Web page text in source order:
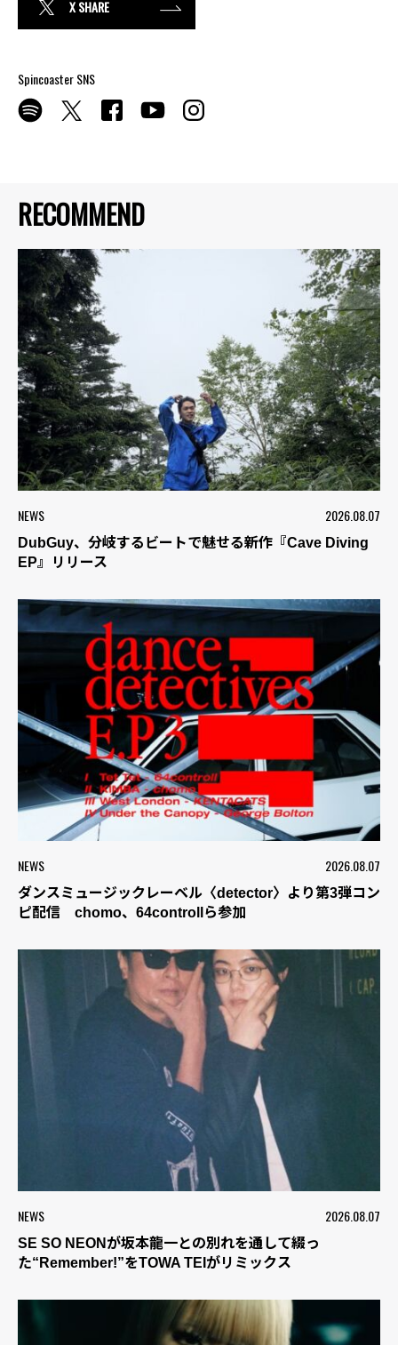
RECOMMEND
NEWS 2026.08.07
DubGuy、分岐するビートで魅せる新作『Cave Diving
EP』リリース
NEWS 2026.08.07
ダンスミュージックレーベル〈detector〉より第3弾コン
ピ配信 chomo、64controllら参加
NEWS 2026.08.07
SE SO NEONが坂本龍一との別れを通して綴っ
た“Remember!”をTOWA TEIがリミックス
X SHARE
Spincoaster SNS